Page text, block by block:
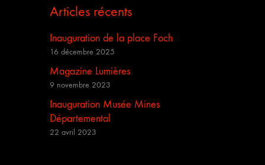
Articles récents
Inauguration de la place Foch
16 décembre 2025
Magazine Lumières
9 novembre 2023
Inauguration Musée Mines
Départemental
22 avril 2023